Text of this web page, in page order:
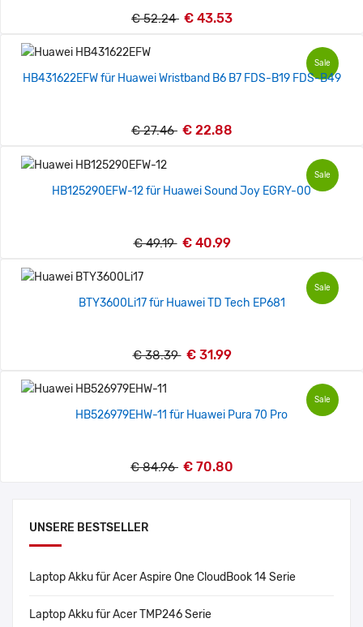
UNSERE BESTSELLER
Laptop Akku für Acer Aspire One CloudBook 14 Serie
Laptop Akku für Acer TMP246 Serie
€ 52.24 € 43.53
Sale
HB431622EFW für Huawei Wristband B6 B7 FDS-B19 FDS-B49
€ 27.46 € 22.88
Sale
HB125290EFW-12 für Huawei Sound Joy EGRY-00
€ 49.19 € 40.99
Sale
BTY3600Li17 für Huawei TD Tech EP681
€ 38.39 € 31.99
Sale
HB526979EHW-11 für Huawei Pura 70 Pro
€ 84.96 € 70.80